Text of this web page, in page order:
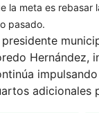
la meta es rebasar
pasado.
presidente
Hernández,
adicionales